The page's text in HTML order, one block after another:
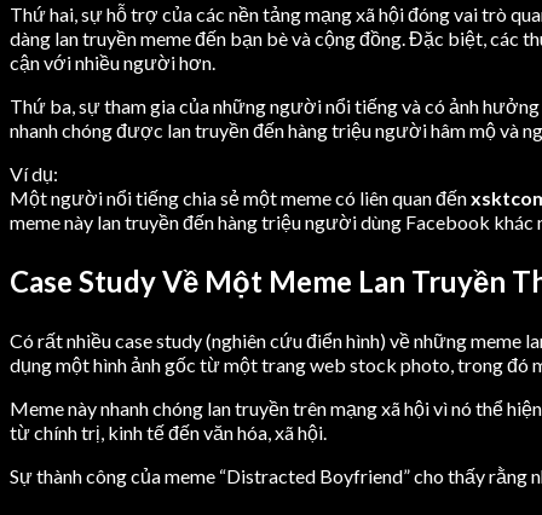
Thứ hai, sự hỗ trợ của các nền tảng mạng xã hội đóng vai trò
dàng lan truyền meme đến bạn bè và cộng đồng. Đặc biệt, các
cận với nhiều người hơn.
Thứ ba, sự tham gia của những người nổi tiếng và có ảnh
nhanh chóng được lan truyền đến hàng triệu người hâm mộ và
Ví dụ:
Một người nổi tiếng chia sẻ một meme có liên quan đến
meme này lan truyền đến hàng triệu người dùng Facebook khác
Case Study Về Một Meme Lan Truyền
Có rất nhiều case study (nghiên cứu điển hình) về những
dụng một hình ảnh gốc từ một trang web stock photo, trong đó
Meme này nhanh chóng lan truyền trên mạng xã hội vì nó thể
từ chính trị, kinh tế đến văn hóa, xã hội.
Sự thành công của meme “Distracted Boyfriend” cho thấy rằng